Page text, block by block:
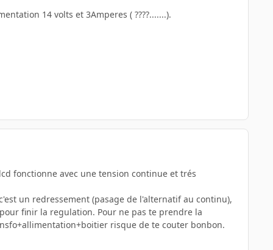
14 volts et 3Amperes ( ????.......).
fonctionne avec une tension continue et trés
un redressement (pasage de l'alternatif au continu),
finir la regulation. Pour ne pas te prendre la
risque de te couter bonbon.